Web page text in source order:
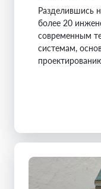
Разделившись
более 20
современным
системам,